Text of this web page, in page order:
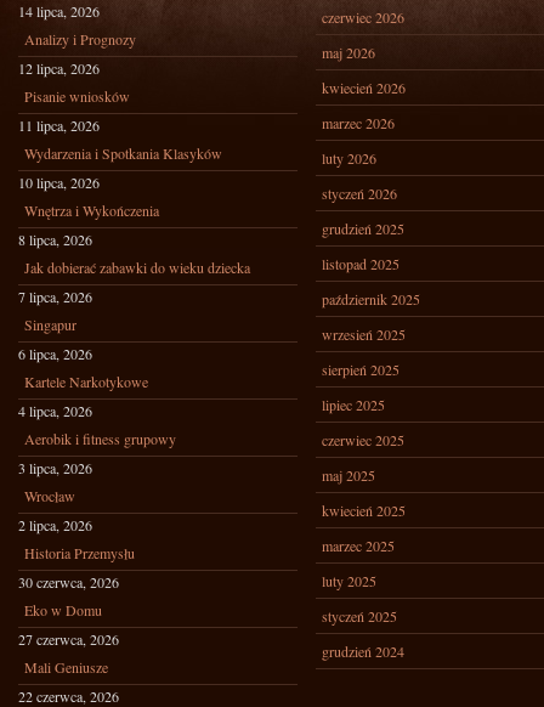
14 lipca, 2026
Analizy i Prognozy
12 lipca, 2026
Pisanie wniosków
11 lipca, 2026
Wydarzenia i Spotkania Klasyków
10 lipca, 2026
Wnętrza i Wykończenia
8 lipca, 2026
Jak dobierać zabawki do wieku dziecka
7 lipca, 2026
Singapur
6 lipca, 2026
Kartele Narkotykowe
4 lipca, 2026
Aerobik i fitness grupowy
3 lipca, 2026
Wrocław
2 lipca, 2026
Historia Przemysłu
30 czerwca, 2026
Eko w Domu
27 czerwca, 2026
Mali Geniusze
22 czerwca, 2026
czerwiec 2026
maj 2026
kwiecień 2026
marzec 2026
luty 2026
styczeń 2026
grudzień 2025
listopad 2025
październik 2025
wrzesień 2025
sierpień 2025
lipiec 2025
czerwiec 2025
maj 2025
kwiecień 2025
marzec 2025
luty 2025
styczeń 2025
grudzień 2024